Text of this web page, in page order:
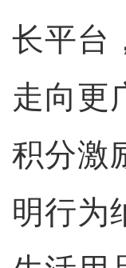
长平台
走向更
积分激
明行为